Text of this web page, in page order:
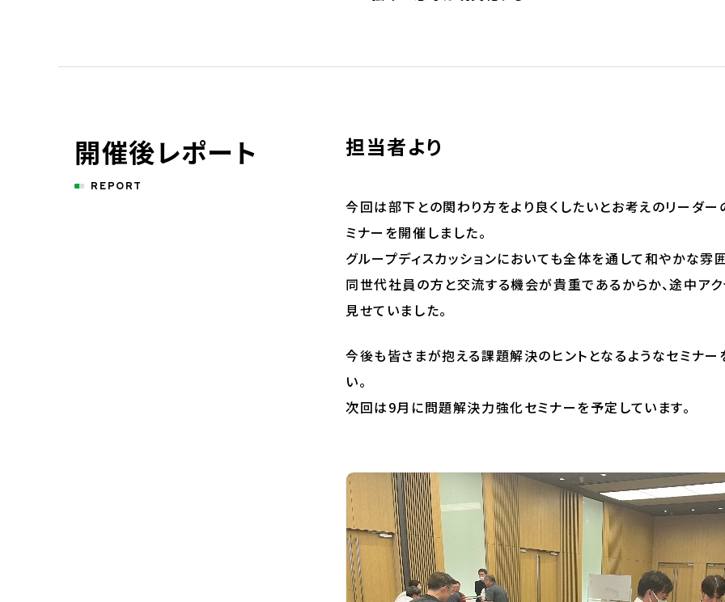
開催後レポート
REPORT
担当者より
今回は部下との関わり方をより良くしたいとお考えのリーダ
ミナーを開催しました。
グループディスカッションにおいても全体を通して和やかな雰
同世代社員の方と交流する機会が貴重であるからか、途中ア
見せていました。
今後も皆さまが抱える課題解決のヒントとなるようなセミナー
い。
次回は9月に問題解決力強化セミナーを予定しています。